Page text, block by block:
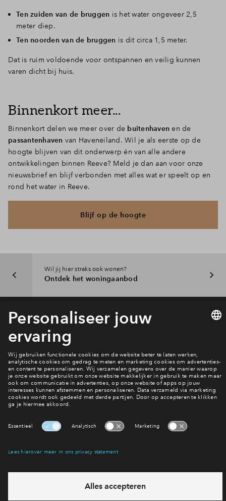
Ten zuiden van de bruggen is het water ongeveer 2,5
meter diep.
Ten noorden van de bruggen is dit circa 1,5 meter.
Dat is ruim voldoende voor ontspannen en veilig kunnen
varen dicht bij huis.
Binnenkort meer...
Binnenkort delen we meer over de buitenhaven en de
passantenhaven van Haveneiland. Wil je als eerste op de
hoogte blijven van dit onderwerp én van alle andere
ontwikkelingen binnen Reeve? Meld je dan aan voor onze
nieuwsbrief en blijf verbonden met alles wat er speelt op en
rond het water in Reeve.
Blijf op de hoogte
Wil jij hier straks ook wonen?
Ontdek het woningaanbod
Interesse? Meld je dan snel aan
Hiermee blijf je op de hoogte van het belangrijkste nieuws en
Ja, ik wil mij aanmelden
71 22 660
feestdagen)
vandaag van 09:00 - 18:00 uur
via chat en telefoon